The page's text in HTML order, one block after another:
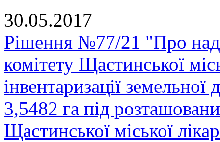
30.05.2017
Рішення №77/21 "Про
комітету Щастинської
інвентаризації
3,5482 га під
Щастинської міської